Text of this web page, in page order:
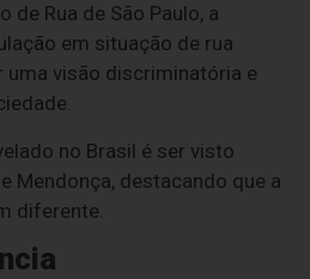
de Rua de São Paulo, a
em situação de rua
uma visão discriminatória e
no Brasil é ser visto
Mendonça, destacando que a
diferente.